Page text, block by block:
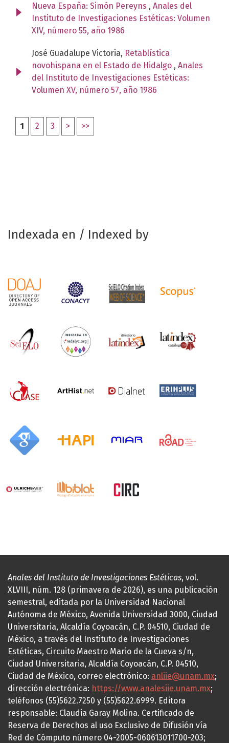
Nueva España: Simón Pereyns , Anales del
Instituto de Investigaciones Estéticas: Volumen
XIV, número 55, año 1986
José Guadalupe Victoria, Retablística
novohispana en el Estado de Hidalgo , Anales
del Instituto de Investigaciones Estéticas:
Volumen XV, número 57, año 1986
1 2 3 > >>
Indexada en / Indexed by
Anales del Instituto de Investigaciones Estéticas, vol.
XLVIII, núm. 128 (primavera de 2026), es una publicación
semestral, editada por la Universidad Nacional
Autónoma de México, Avenida Universidad 3000, Ciudad
Universitaria, Alcaldía Coyoacán, C.P. 04510, Ciudad de
México, a través del Instituto de Investigaciones
Estéticas, Circuito Maestro Mario de la Cueva s/n,
Ciudad Universitaria, Alcaldía Coyoacán, C.P. 04510,
Ciudad de México, correo electrónico: anliie@unam.mx;
dirección electrónica: https://www.analesiie.unam.mx;
teléfonos (55)5622.7250 y (55)5622.6999. Editora
responsable: Claudia Garay Molina. Certificado de
Reserva de Derechos al uso Exclusivo de Difusión vía
Red de Cómputo número 04-2005-060613011700-203;